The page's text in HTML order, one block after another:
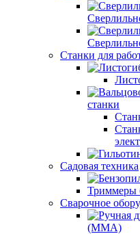
Станки для
станки
Садовая техника
Триммеры
Сварочное
(MMA)